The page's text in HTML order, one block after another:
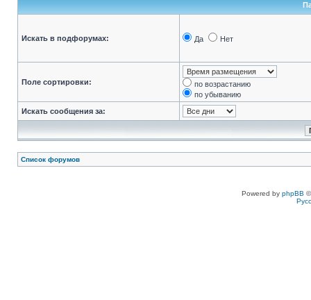
Искать в подфорумах: Да Нет
Поле сортировки:
по возрастанию
по убыванию
Искать сообщения за:
Список форумов
Powered by phpBB